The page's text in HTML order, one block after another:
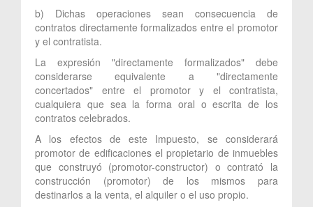
b) Dichas operaciones sean consecuencia de
contratos directamente formalizados entre el promotor
y el contratista.
La expresión "directamente formalizados" debe
considerarse equivalente a "directamente
concertados" entre el promotor y el contratista,
cualquiera que sea la forma oral o escrita de los
contratos celebrados.
A los efectos de este Impuesto, se considerará
promotor de edificaciones el propietario de inmuebles
que construyó (promotor-constructor) o contrató la
construcción (promotor) de los mismos para
destinarlos a la venta, el alquiler o el uso propio.